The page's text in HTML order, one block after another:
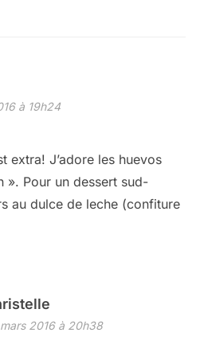
à 19h24
extra! J’adore les huevos
Pour un dessert sud-
au dulce de leche (confiture
mars 2016 à 20h38